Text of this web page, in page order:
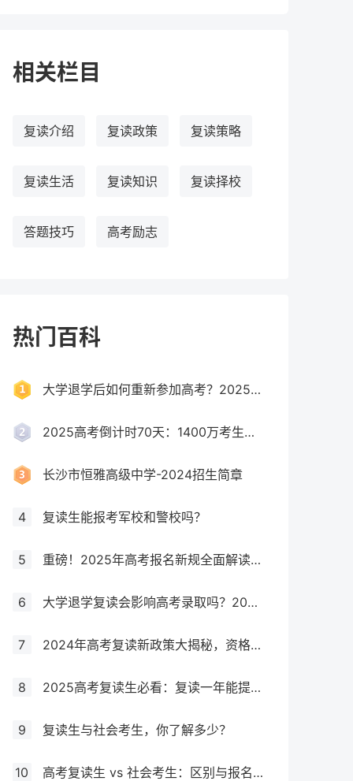
相关栏目
复读介绍 复读政策 复读策略
复读生活 复读知识 复读择校
答题技巧 高考励志
热门百科
大学退学后如何重新参加高考？2025年最新政策全解析
2025高考倒计时70天：1400万考生创历史新高，复读生占比突破40%！
长沙市恒雅高级中学-2024招生简章
4 复读生能报考军校和警校吗？
5 重磅！2025年高考报名新规全面解读，这些考生将失去报考资格！
6 大学退学复读会影响高考录取吗？2025年最新政策解读与成功策略
7 2024年高考复读新政策大揭秘，资格、次数、课程全解析
8 2025高考复读生必看：复读一年能提多少分？关键因素大揭秘！
9 复读生与社会考生，你了解多少？
10 高考复读生 vs 社会考生：区别与报名要求全解析